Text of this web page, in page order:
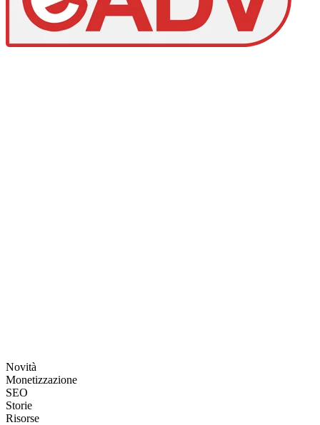
Novità
Monetizzazione
SEO
Storie
Risorse